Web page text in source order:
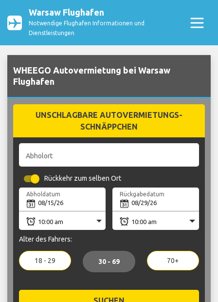
Warsaw Flughafen
Notwendige Flughafen Informationen und
Dienstleistungen
WHEEGO Autovermietung bei Warsaw
Flughafen
UNSCHLAGBARE AUTOVERMIETUNGS-
SCHNÄPPCHEN
Abholort
Rückkehr zum selben Ort
Abholdatum Rückgabedatum
Alter des Fahrers:
18 - 29 30 - 69 70+